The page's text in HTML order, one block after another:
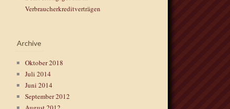
Verbraucherkreditverträgen
Archive
Oktober 2018
Juli 2014
Juni 2014
September 2012